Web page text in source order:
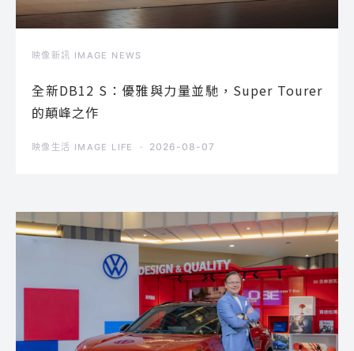
映像新訊 IMAGE NEWS
全新DB12 S：優雅與力量並馳，Super Tourer
的顛峰之作
映像生活 IMAGE LIFE 2026-08-07